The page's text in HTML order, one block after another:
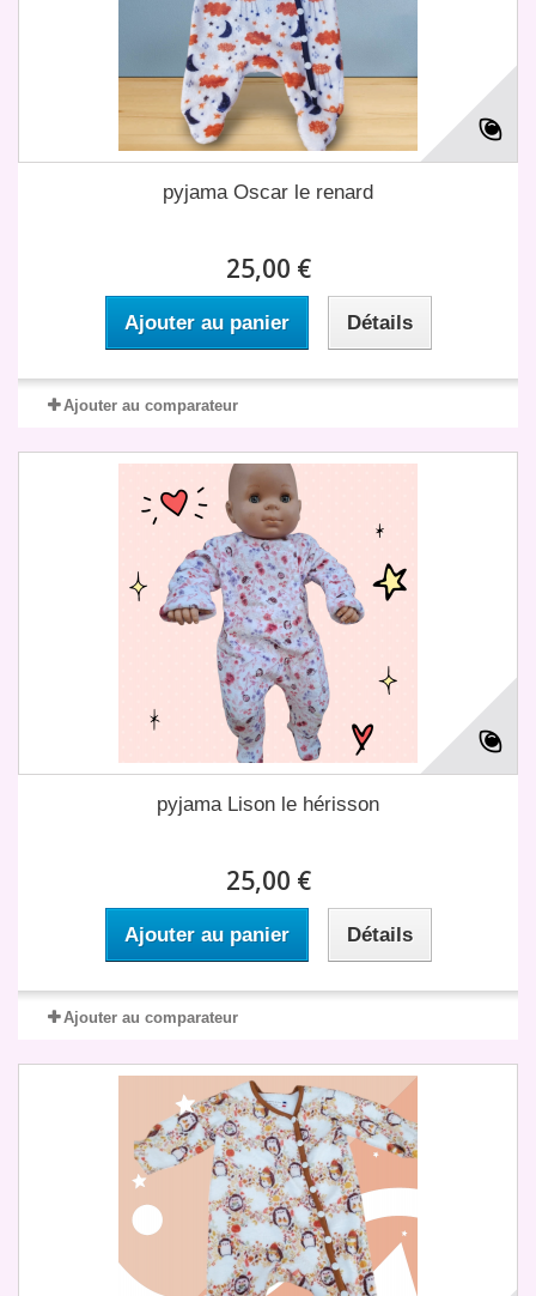
pyjama Oscar le renard
25,00 €
Ajouter au panier Détails
Ajouter au comparateur
pyjama Lison le hérisson
25,00 €
Ajouter au panier Détails
Ajouter au comparateur